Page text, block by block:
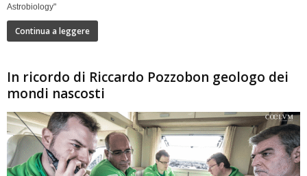
Astrobiology"
Continua a leggere
In ricordo di Riccardo Pozzobon geologo dei
mondi nascosti